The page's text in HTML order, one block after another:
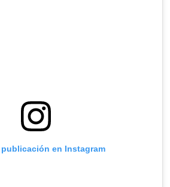
publicación en Instagram